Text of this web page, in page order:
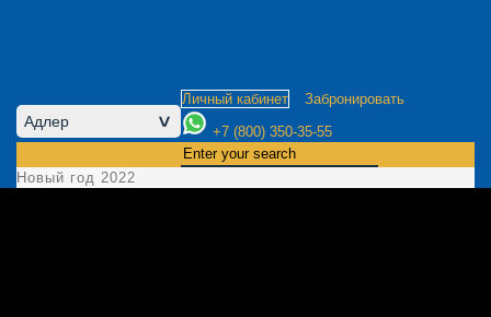
Адлер >
Личный кабинет
Забронировать
+7 (800) 350-35-55
Новый год 2022